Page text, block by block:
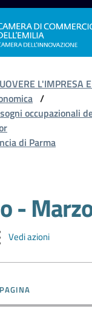
L'IMPRESA
/
occupazionali
di Parma
-
Vedi azioni